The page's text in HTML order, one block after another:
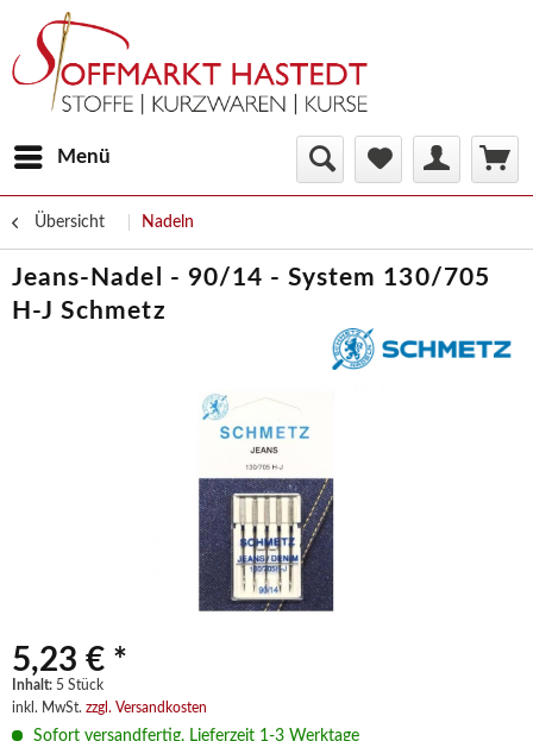
Menü
Übersicht Nadeln
Jeans-Nadel - 90/14 - System 130/705
H-J Schmetz
5,23 € *
Inhalt: 5 Stück
inkl. MwSt. zzgl. Versandkosten
Sofort versandfertig, Lieferzeit 1-3 Werktage